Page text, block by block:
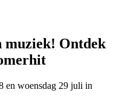
muziek! Ontdek
en woensdag 29 juli in